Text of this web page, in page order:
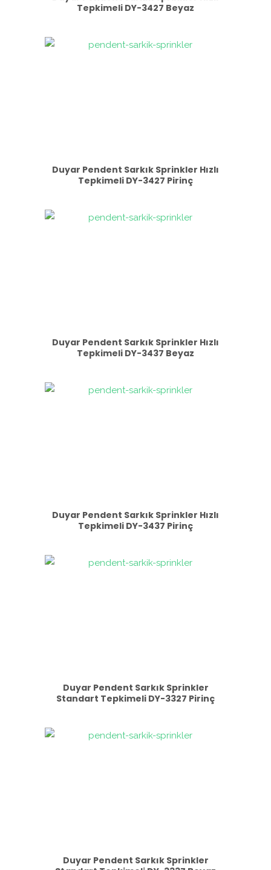
Tepkimeli DY-3427 Beyaz
Duyar Pendent Sarkık Sprinkler Hızlı
Tepkimeli DY-3427 Pirinç
Duyar Pendent Sarkık Sprinkler Hızlı
Tepkimeli DY-3437 Beyaz
Duyar Pendent Sarkık Sprinkler Hızlı
Tepkimeli DY-3437 Pirinç
Duyar Pendent Sarkık Sprinkler
Standart Tepkimeli DY-3327 Pirinç
Duyar Pendent Sarkık Sprinkler